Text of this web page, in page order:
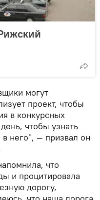
могут
проект, чтобы
в конкурсных
чтобы узнать
него", — призвал он
что
и процитировала
дорогу,